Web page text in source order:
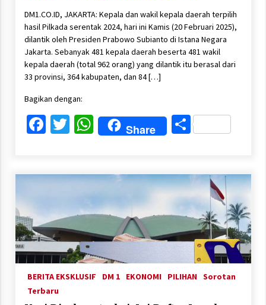
DM1.CO.ID, JAKARTA: Kepala dan wakil kepala daerah terpilih
hasil Pilkada serentak 2024, hari ini Kamis (20 Februari 2025),
dilantik oleh Presiden Prabowo Subianto di Istana Negara
Jakarta. Sebanyak 481 kepala daerah beserta 481 wakil
kepala daerah (total 962 orang) yang dilantik itu berasal dari
33 provinsi, 364 kabupaten, dan 84 […]
Bagikan dengan:
Facebook
Twitter
WhatsApp
Share Share
BERITA EKSKLUSIF DM 1 EKONOMI PILIHAN Sorotan
Terbaru